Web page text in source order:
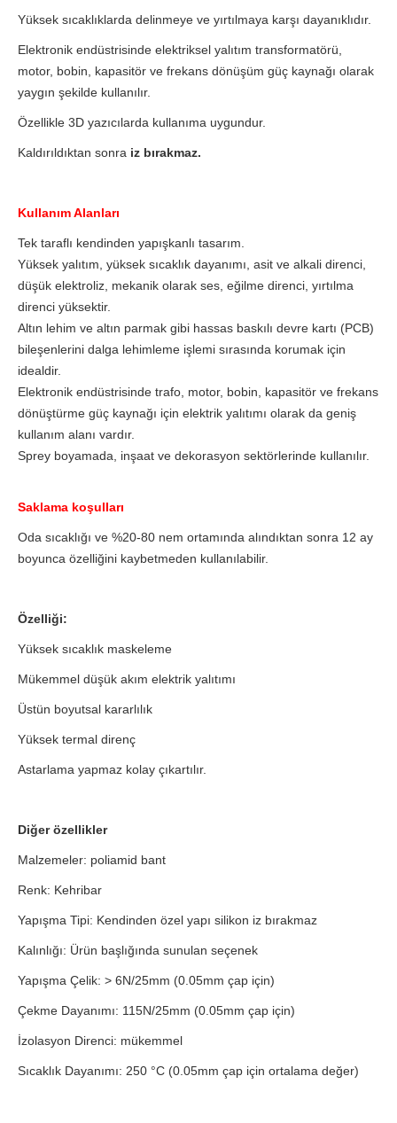
Yüksek sıcaklıklarda delinmeye ve yırtılmaya karşı dayanıklıdır.
Elektronik endüstrisinde elektriksel yalıtım transformatörü,
motor, bobin, kapasitör ve frekans dönüşüm güç kaynağı olarak
yaygın şekilde kullanılır.
Özellikle 3D yazıcılarda kullanıma uygundur.
Kaldırıldıktan sonra iz bırakmaz.
Kullanım Alanları
Tek taraflı kendinden yapışkanlı tasarım.
Yüksek yalıtım, yüksek sıcaklık dayanımı, asit ve alkali direnci,
düşük elektroliz, mekanik olarak ses, eğilme direnci, yırtılma
direnci yüksektir.
Altın lehim ve altın parmak gibi hassas baskılı devre kartı (PCB)
bileşenlerini dalga lehimleme işlemi sırasında korumak için
idealdir.
Elektronik endüstrisinde trafo, motor, bobin, kapasitör ve frekans
dönüştürme güç kaynağı için elektrik yalıtımı olarak da geniş
kullanım alanı vardır.
Sprey boyamada, inşaat ve dekorasyon sektörlerinde kullanılır.
Saklama koşulları
Oda sıcaklığı ve %20-80 nem ortamında alındıktan sonra 12 ay
boyunca özelliğini kaybetmeden kullanılabilir.
Özelliği:
Yüksek sıcaklık maskeleme
Mükemmel düşük akım elektrik yalıtımı
Üstün boyutsal kararlılık
Yüksek termal direnç
Astarlama yapmaz kolay çıkartılır.
Diğer özellikler
Malzemeler: poliamid bant
Renk: Kehribar
Yapışma Tipi: Kendinden özel yapı silikon iz bırakmaz
Kalınlığı: Ürün başlığında sunulan seçenek
Yapışma Çelik: > 6N/25mm (0.05mm çap için)
Çekme Dayanımı: 115N/25mm (0.05mm çap için)
İzolasyon Direnci: mükemmel
Sıcaklık Dayanımı: 250 °C (0.05mm çap için ortalama değer)